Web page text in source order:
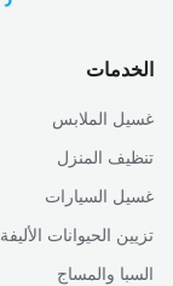
الخدمات
غسيل الملابس
تنظيف المنزل
غسيل السيارات
تزيين الحيوانات الأليفة
السبا والمساج